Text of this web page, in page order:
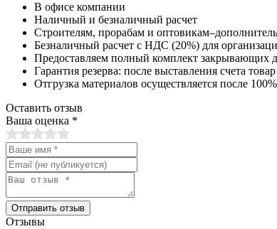
В офисе компании
Наличный и безналичный расчет
Строителям, прорабам и
Безналичный расчет с НДС (20%) для
Предоставляем полный комплект закрывающих
Гарантия резерва: после выставления счета
Отгрузка материалов осуществляется после
Оставить отзыв
Ваша оценка *
Отправить отзыв
Отзывы